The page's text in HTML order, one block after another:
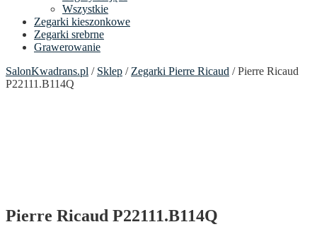
Wszystkie
Zegarki kieszonkowe
Zegarki srebrne
Grawerowanie
SalonKwadrans.pl / Sklep / Zegarki Pierre Ricaud / Pierre Ricaud
P22111.B114Q
Pierre Ricaud P22111.B114Q